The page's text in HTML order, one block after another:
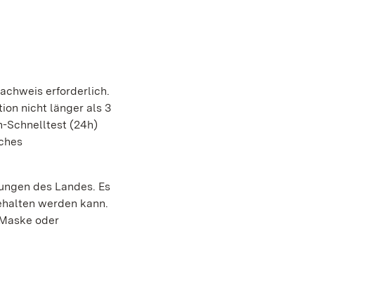
erforderlich.
nicht länger als 3
Schnelltest (24h)
des Landes. Es
werden kann.
oder